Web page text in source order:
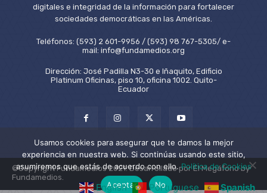
digitales e integridad de la información para fortalecer
sociedades democráticas en las Américas.
Teléfonos: (593) 2 601-9956 / (593) 98 767-5305/ e-
mail: info@fundamedios.org
Dirección: José Padilla N3-30 e Iñaquito, Edificio
Platinum Oficinas, piso 10, oficina 1002. Quito-
Ecuador
©Copyright Fundamedios 2021. Desarrollado por El Megáfono by
Fundamedios.
English Portuguese Spanish
Usamos cookies para asegurar que te damos la mejor
experiencia en nuestra web. Si continúas usando este sitio,
asumiremos que estás de acuerdo con ello.Política de Cookies
Aceptar
No